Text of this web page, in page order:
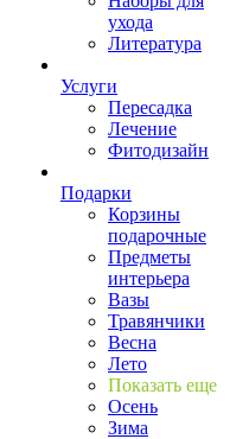
ухода
Литература
Услуги
Пересадка
Лечение
Фитодизайн
Подарки
Корзины
подарочные
Предметы
интерьера
Вазы
Травянчики
Весна
Лето
Показать еще
Осень
Зима